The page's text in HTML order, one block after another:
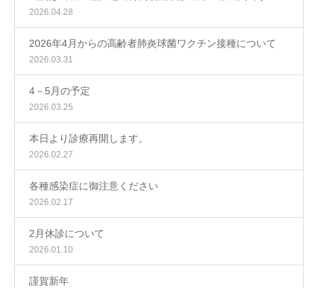
2026.04.28
2026年4月からの高齢者肺炎球菌ワクチン接種について
2026.03.31
4－5月の予定
2026.03.25
本日より診療再開します。
2026.02.27
各種感染症に御注意ください
2026.02.17
2月休診について
2026.01.10
謹賀新年